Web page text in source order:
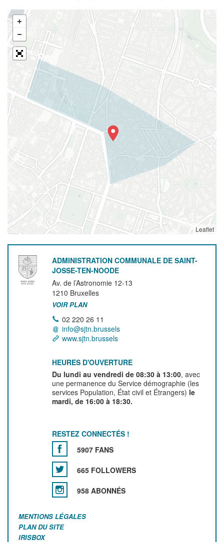
Leaflet
ADMINISTRATION COMMUNALE DE SAINT-
JOSSE-TEN-NOODE
Av. de l’Astronomie 12-13
1210 Bruxelles
VOIR PLAN
02 220 26 11
info@sjtn.brussels
www.sjtn.brussels
HEURES D'OUVERTURE
Du lundi au vendredi de 08:30 à 13:00, avec
une permanence du Service démographie (les
services Population, État civil et Étrangers) le
mardi, de 16:00 à 18:30.
RESTEZ CONNECTÉS !
5907 FANS
665 FOLLOWERS
958 ABONNÉS
MENTIONS LÉGALES
PLAN DU SITE
IRISBOX